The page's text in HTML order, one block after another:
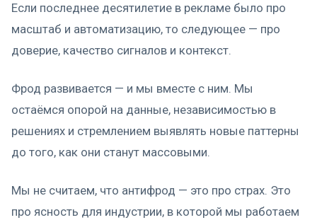
Если последнее десятилетие в рекламе было про
масштаб и автоматизацию, то следующее — про
доверие, качество сигналов и контекст.
Фрод развивается — и мы вместе с ним. Мы
остаёмся опорой на данные, независимостью в
решениях и стремлением выявлять новые паттерны
до того, как они станут массовыми.
Мы не считаем, что антифрод — это про страх. Это
про ясность для индустрии, в которой мы работаем